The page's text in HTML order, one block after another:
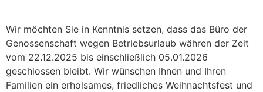
Wir möchten Sie in Kenntnis setzen, dass das Büro der
Genossenschaft wegen Betriebsurlaub währen der Zeit
vom 22.12.2025 bis einschließlich 05.01.2026
geschlossen bleibt. Wir wünschen Ihnen und Ihren
Familien ein erholsames, friedliches Weihnachtsfest und